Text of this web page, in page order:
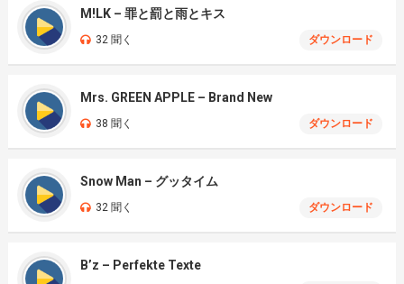
M!LK – 罪と罰と雨とキス
32 聞く ダウンロード
Mrs. GREEN APPLE – Brand New
38 聞く ダウンロード
Snow Man – グッタイム
32 聞く ダウンロード
B’z – Perfekte Texte